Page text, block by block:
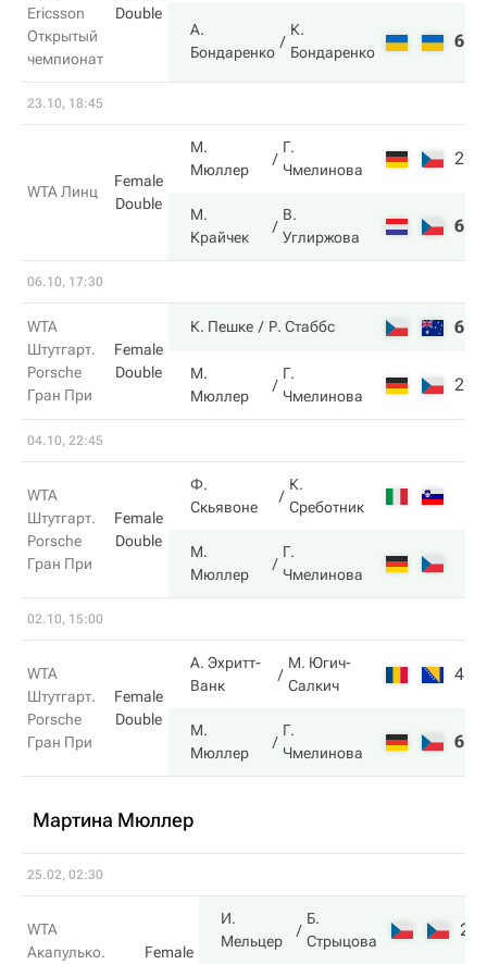
Ericsson
Открытый
чемпионат
Double
А.
Бондаренко
К.
Бондаренко
6
23.10, 18:45
WTA Линц
Female
Double
М.
Мюллер
Г.
Чмелинова
2
М.
Крайчек
В.
Углиржова
6
06.10, 17:30
WTA
Штутгарт.
Porsche
Гран При
Female
Double
К. Пешке Р. Стаббс 6
М.
Мюллер
Г.
Чмелинова
2
04.10, 22:45
WTA
Штутгарт.
Porsche
Гран При
Female
Double
Ф.
Скьявоне
К.
Среботник
М.
Мюллер
Г.
Чмелинова
02.10, 15:00
WTA
Штутгарт.
Porsche
Гран При
Female
Double
А. Эхритт-
Ванк
М. Югич-
Салкич
4
М.
Мюллер
Г.
Чмелинова
6
Мартина Мюллер
25.02, 02:30
WTA
Акапулько.
Female
И.
Мельцер
Б.
Стрыцова
2